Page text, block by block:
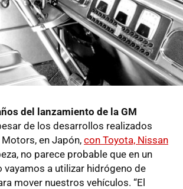
del lanzamiento de la GM
de los desarrollos realizados
en Japón, con Toyota, Nissan
no parece probable que en un
a utilizar hidrógeno de
mover nuestros vehículos. “El